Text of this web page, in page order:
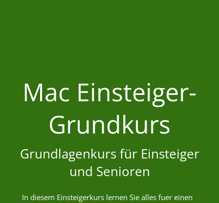
Mac Einsteiger-
Grundkurs
Grundlagenkurs für Einsteiger
und Senioren
In diesem Einsteigerkurs lernen Sie alles fuer einen